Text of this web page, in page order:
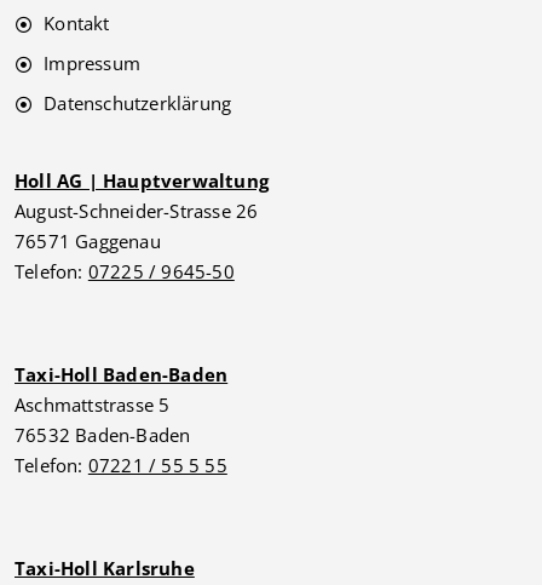
Kontakt
Impressum
Datenschutzerklärung
Holl AG | Hauptverwaltung
August-Schneider-Strasse 26
76571 Gaggenau
Telefon: 07225 / 9645-50
Taxi-Holl Baden-Baden
Aschmattstrasse 5
76532 Baden-Baden
Telefon: 07221 / 55 5 55
Taxi-Holl Karlsruhe